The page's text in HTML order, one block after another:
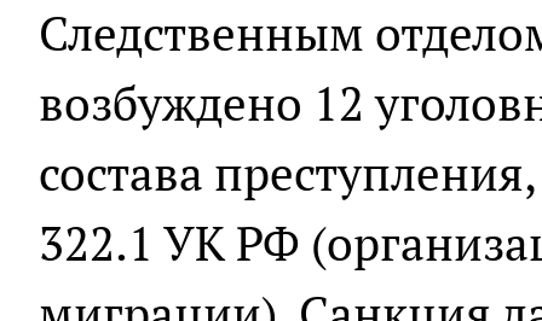
Следственным
возбуждено 12
состава
322.1 УК РФ